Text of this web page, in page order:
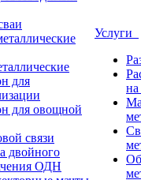
для
для овощной
связи
двойного
ОДН
Услуги